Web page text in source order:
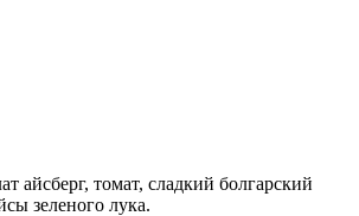
айсберг, томат, сладкий болгарский
зеленого лука.